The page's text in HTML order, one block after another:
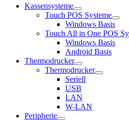
Kassensysteme
Touch POS Systeme
Windows Basis
Touch All in One POS
Windows Basis
Android Basis
Thermodrucker
Thermodrucker
Seriell
USB
LAN
W-LAN
Peripherie